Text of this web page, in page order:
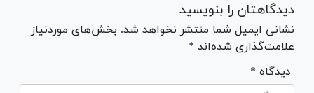
دیدگاهتان را بنویسید
نشانی ایمیل شما منتشر نخواهد شد. بخش‌های موردنیاز
علامت‌گذاری شده‌اند *
* دیدگاه